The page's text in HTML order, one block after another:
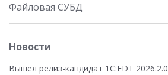
Файловая СУБД
Новости
Вышел релиз-кандидат 1C:EDT 2026.2.0